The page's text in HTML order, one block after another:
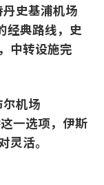
史基浦机场
经典路线，史
中转设施完
机场
一选项，伊斯
活。